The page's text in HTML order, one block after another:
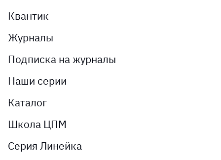
Квантик
Журналы
Подписка на журналы
Наши серии
Каталог
Школа ЦПМ
Серия Линейка